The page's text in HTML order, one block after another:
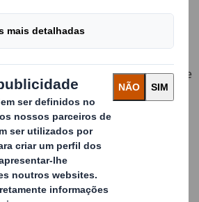
Circular para desenvolver o
o seu negócio.
em qualquer momento e
com a quantidade adequada de
de packaging inteligentes poupam
material de embalagem,
de CO2em toda a cadeia de
o seu desempenho e